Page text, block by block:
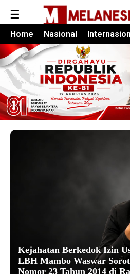
☰
Home Nasional
Kejahatan Berkedok Izin
LBH Mambo Waswar
Nomor 23 Tahun 2014 di